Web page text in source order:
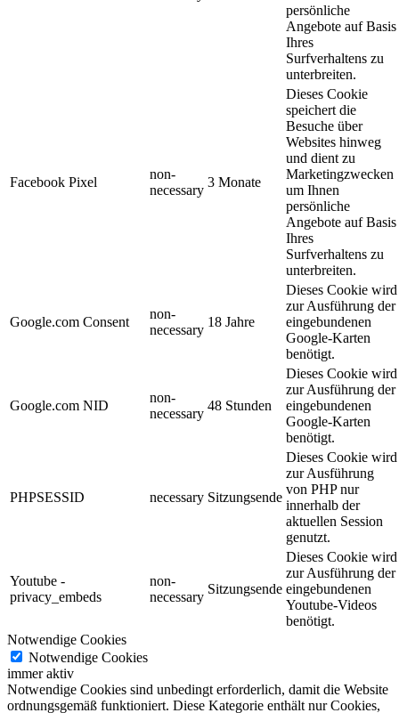
persönliche
Angebote auf Basis
Ihres
Surfverhaltens zu
unterbreiten.
Facebook Pixel
non-
necessary
3 Monate
Dieses Cookie
speichert die
Besuche über
Websites hinweg
und dient zu
Marketingzwecken
um Ihnen
persönliche
Angebote auf Basis
Ihres
Surfverhaltens zu
unterbreiten.
Google.com Consent
non-
necessary
18 Jahre
Dieses Cookie wird
zur Ausführung der
eingebundenen
Google-Karten
benötigt.
Google.com NID
non-
necessary
48 Stunden
Dieses Cookie wird
zur Ausführung der
eingebundenen
Google-Karten
benötigt.
PHPSESSID necessary Sitzungsende
Dieses Cookie wird
zur Ausführung
von PHP nur
innerhalb der
aktuellen Session
genutzt.
Youtube -
privacy_embeds
non-
necessary
Sitzungsende
Dieses Cookie wird
zur Ausführung der
eingebundenen
Youtube-Videos
benötigt.
Notwendige Cookies
Notwendige Cookies
immer aktiv
Notwendige Cookies sind unbedingt erforderlich, damit die Website
ordnungsgemäß funktioniert. Diese Kategorie enthält nur Cookies,